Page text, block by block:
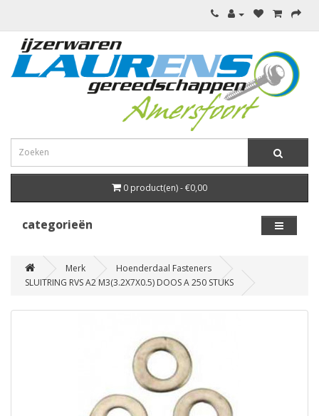
0 product(en) - €0,00
categorieën
Merk
Hoenderdaal Fasteners
SLUITRING RVS A2 M3(3.2X7X0.5) DOOS A 250 STUKS